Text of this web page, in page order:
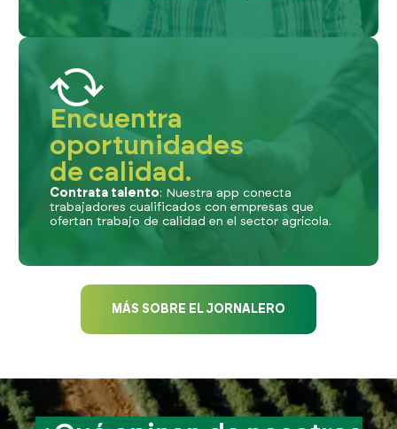
Encuentra
oportunidades
de calidad.
Contrata talento: Nuestra app conecta
trabajadores cualificados con empresas que
ofertan trabajo de calidad en el sector agrícola.
MÁS SOBRE EL JORNALERO